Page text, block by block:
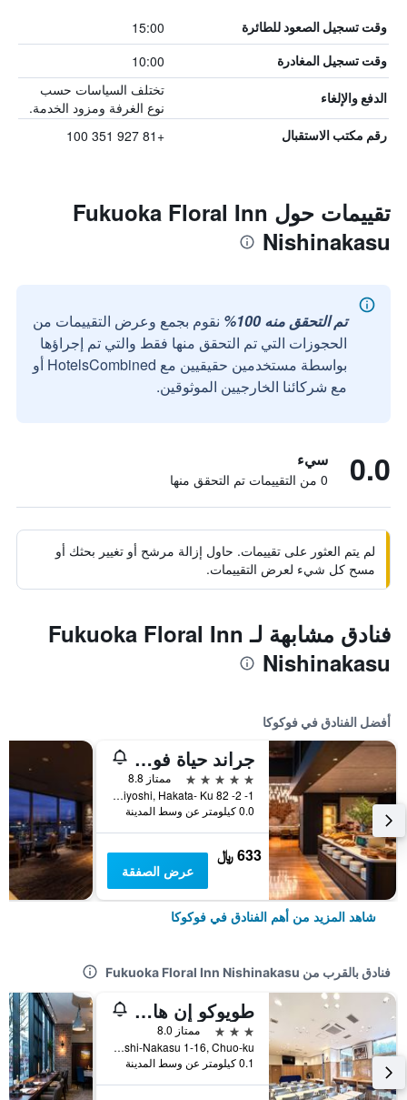
وقت تسجيل الصعود للطائرة 15:00
وقت تسجيل المغادرة 10:00
الدفع والإلغاء
تختلف السياسات حسب
نوع الغرفة ومزود الخدمة.
رقم مكتب الاستقبال +81 927 351 100
تقييمات حول Fukuoka Floral Inn
Nishinakasu
تم التحقق منه 100%
نقوم بجمع وعرض التقييمات من
الحجوزات التي تم التحقق منها فقط والتي تم إجراؤها
بواسطة مستخدمين حقيقيين مع HotelsCombined أو
مع شركائنا الخارجيين الموثوقين.
0.0 سيء
0 من التقييمات تم التحقق منها
لم يتم العثور على تقييمات. حاول إزالة مرشح أو تغيير بحثك أو
مسح كل شيء لعرض التقييمات.
فنادق مشابهة لـ Fukuoka Floral Inn
Nishinakasu
أفضل الفنادق في فوكوكا
جراند حياة فوكوكا
5 نجوم
ممتاز 8.8
1- 2- 82 Sumiyoshi, Hakata- Ku, فوكوكا, اليابان
0.0 كيلومتر عن وسط المدينة
633 ﷼
عرض الصفقة
شاهد المزيد من أهم الفنادق في فوكوكا
فنادق بالقرب من Fukuoka Floral Inn Nishinakasu
طويوكو إن هاكاتا نيشي ناكاسو
3 نجوم
ممتاز 8.0
Nishi-Nakasu 1-16, Chuo-ku, فوكوكا, اليابان
0.1 كيلومتر عن وسط المدينة